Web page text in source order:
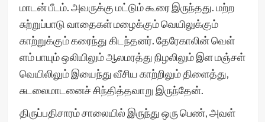
மாடன் பீடம். அவருக்கு மட்டும் கூரை இருந்தது. மற்ற
சுற்றுப்பாடு வாதைகள் மழைக்கும் வெயிலுக்கும்
காற்றுக்கும் கரைந்து கிடந்தனர். தேரேகாலின் வெள்
ளம் பாயும் ஒலியிலும் ஆலமரத்து நிழலிலும் இள மஞ்சள்
வெயிலிலும் இயைந்து வீசிய காற்றிலும் திளைத்து,
சுடலைமாடனைச் சிந்தித்தவாறு இருந்தேன்.
திருப்பதிசாரம் சாலையில் இருந்து ஒரு பெண், அவள்